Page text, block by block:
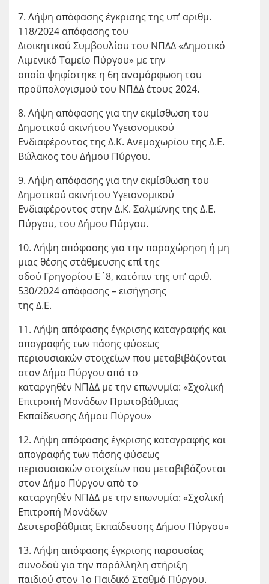
7. Λήψη απόφασης έγκρισης της υπ’ αριθμ.
118/2024 απόφασης του
Διοικητικού Συμβουλίου του ΝΠΔΔ «Δημοτικό
Λιμενικό Ταμείο Πύργου» με την
οποία ψηφίστηκε η 6η αναμόρφωση του
προϋπολογισμού του ΝΠΔΔ έτους 2024.
8. Λήψη απόφασης για την εκμίσθωση του
Δημοτικού ακινήτου Υγειονομικού
Ενδιαφέροντος της Δ.Κ. Ανεμοχωρίου της Δ.Ε.
Βώλακος του Δήμου Πύργου.
9. Λήψη απόφασης για την εκμίσθωση του
Δημοτικού ακινήτου Υγειονομικού
Ενδιαφέροντος στην Δ.Κ. Σαλμώνης της Δ.Ε.
Πύργου, του Δήμου Πύργου.
10. Λήψη απόφασης για την παραχώρηση ή μη
μιας θέσης στάθμευσης επί της
οδού Γρηγορίου Ε΄8, κατόπιν της υπ’ αριθ.
530/2024 απόφασης – εισήγησης
της Δ.Ε.
11. Λήψη απόφασης έγκρισης καταγραφής και
απογραφής των πάσης φύσεως
περιουσιακών στοιχείων που μεταβιβάζονται
στον Δήμο Πύργου από το
καταργηθέν ΝΠΔΔ με την επωνυμία: «Σχολική
Επιτροπή Μονάδων Πρωτοβάθμιας
Εκπαίδευσης Δήμου Πύργου»
12. Λήψη απόφασης έγκρισης καταγραφής και
απογραφής των πάσης φύσεως
περιουσιακών στοιχείων που μεταβιβάζονται
στον Δήμο Πύργου από το
καταργηθέν ΝΠΔΔ με την επωνυμία: «Σχολική
Επιτροπή Μονάδων
Δευτεροβάθμιας Εκπαίδευσης Δήμου Πύργου»
13. Λήψη απόφασης έγκρισης παρουσίας
συνοδού για την παράλληλη στήριξη
παιδιού στον 1ο Παιδικό Σταθμό Πύργου.